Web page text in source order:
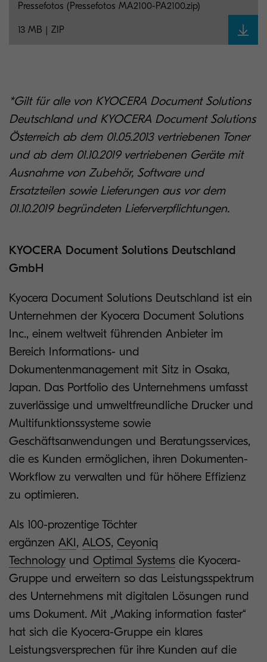
Pressefotos (Pressefotos MA2100-PA2100.zip)
13 MB | ZIP
*Gilt für alle von KYOCERA Document Solutions
Deutschland und KYOCERA Document Solutions
Österreich ab dem 01.05.2013 vertriebenen Toner
und ab dem 01.10.2019 vertriebenen Geräte mit
Ausnahme von Zubehör, Software und
Ersatzteilen sowie Lieferungen aus vor dem
01.10.2019 begründeten Lieferverpflichtungen.
KYOCERA Document Solutions Deutschland
GmbH
Kyocera Document Solutions Deutschland ist ein
Unternehmen der Kyocera Document Solutions
Inc., einem weltweit führenden Anbieter im
Bereich Informations- und
Dokumentenmanagement mit Sitz in Osaka,
Japan. Das Portfolio des Unternehmens umfasst
zuverlässige und umweltfreundliche Drucker und
Multifunktionssysteme sowie
Geschäftsanwendungen und Beratungsservices,
die es Kunden ermöglichen, ihren Dokumenten-
Workflow zu verwalten und für höhere Effizienz
zu optimieren.
Als 100-prozentige Töchter
ergänzen AKI, ALOS, Ceyoniq
Technology und Optimal Systems die Kyocera-
Gruppe und erweitern so das Leistungsspektrum
des Unternehmens mit digitalen Lösungen rund
ums Dokument. Mit „Making information faster“
hat sich die Kyocera-Gruppe ein klares
Leistungsversprechen für ihre Kunden auf die